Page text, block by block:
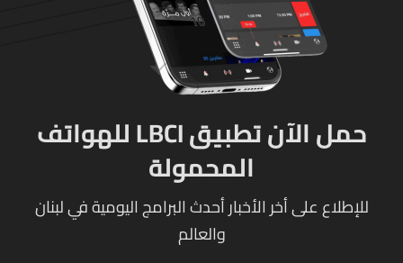
حمل الآن تطبيق LBCI للهواتف
المحمولة
للإطلاع على أخر الأخبار أحدث البرامج اليومية في لبنان
والعالم